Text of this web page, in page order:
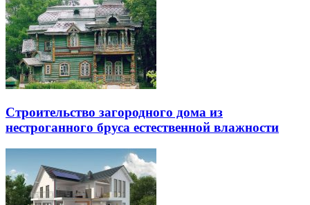
Строительство загородного дома из
нестроганного бруса естественной влажности